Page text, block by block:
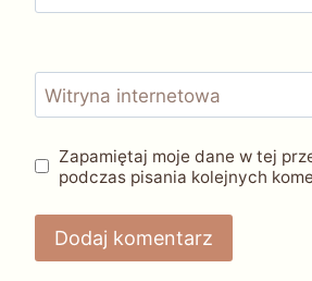
Witryna internetowa
Zapamiętaj moje dane w tej
podczas pisania kolejnych